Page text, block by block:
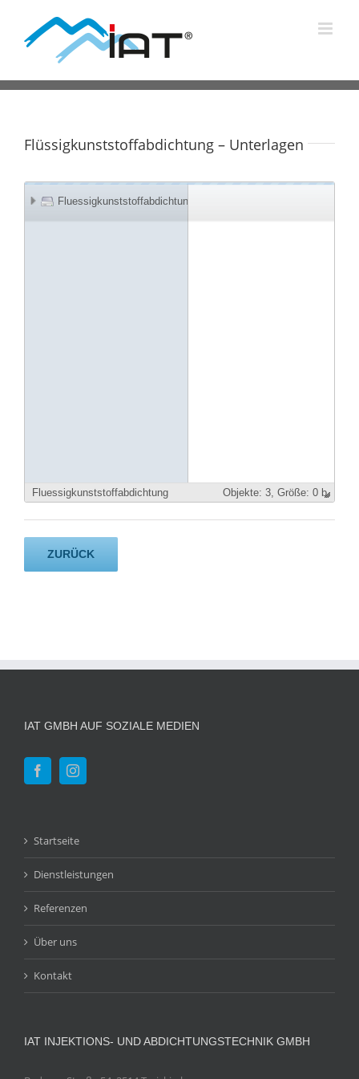
springen
Flüssigkunststoffabdichtung – Unterlagen
Fluessigkunststoffabdichtung
Objekte: 3, Größe: 0 b
Fluessigkunststoffabdichtung
ZURÜCK
IAT GMBH AUF SOZIALE MEDIEN
Startseite
Dienstleistungen
Referenzen
Über uns
Kontakt
IAT INJEKTIONS- UND ABDICHTUNGSTECHNIK GMBH